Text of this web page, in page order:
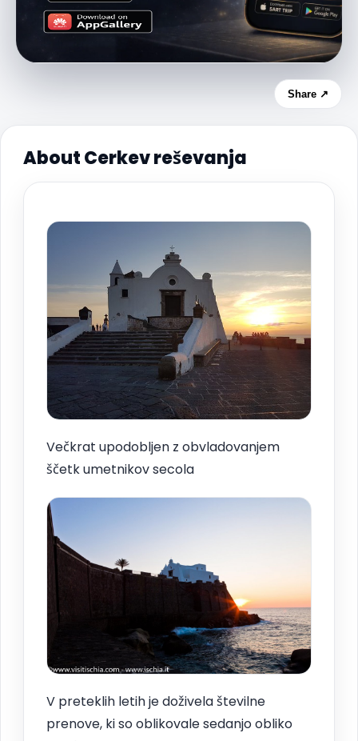
Share ↗
About Cerkev reševanja
Večkrat upodobljen z obvladovanjem
ščetk umetnikov secola
V preteklih letih je doživela številne
prenove, ki so oblikovale sedanjo obliko